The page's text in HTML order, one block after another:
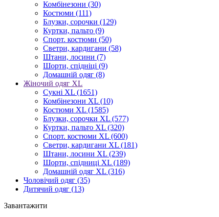
Комбінезони (30)
Костюми (111)
Блузки, сорочки (129)
Куртки, пальто (9)
Спорт. костюми (50)
Светри, кардигани (58)
Штани, лосини (7)
Шорти, спідніці (9)
Домашній одяг (8)
Жіночий одяг XL
Cукні XL (1651)
Комбінезони XL (10)
Костюми XL (1585)
Блузки, сорочки XL (577)
Куртки, пальто XL (320)
Спорт. костюми XL (600)
Светри, кардигани XL (181)
Штани, лосини XL (239)
Шорти, спідниці XL (189)
Домашній одяг XL (316)
Чоловічий одяг (35)
Дитячий одяг (13)
Завантажити